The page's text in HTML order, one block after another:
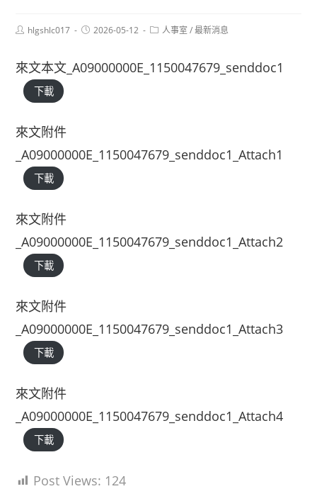
Posthlgshlc017
Post2026-05-12
Post人事室 / 最新消息
來文本文_A09000000E_1150047679_senddoc1
下載
來文附件
_A09000000E_1150047679_senddoc1_Attach1
下載
來文附件
_A09000000E_1150047679_senddoc1_Attach2
下載
來文附件
_A09000000E_1150047679_senddoc1_Attach3
下載
來文附件
_A09000000E_1150047679_senddoc1_Attach4
下載
Post Views: 124